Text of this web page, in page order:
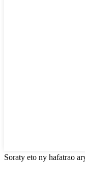
Soraty eto ny hafatrao